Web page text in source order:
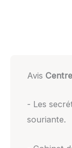
Avis
- Les
souriante.